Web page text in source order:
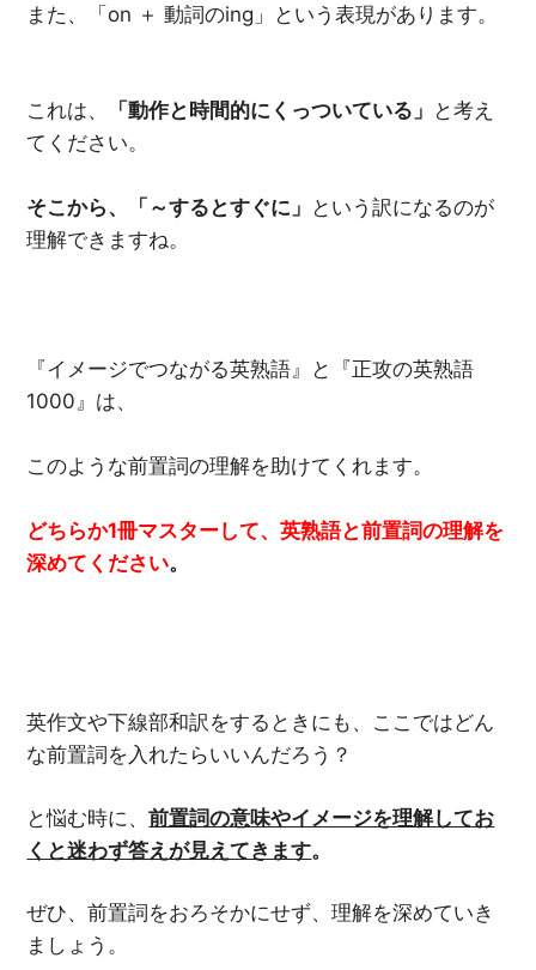
また、「on ＋ 動詞のing」という表現があります。
これは、 「動作と時間的にくっついている」 と考え
てください。
そこから、「～するとすぐに」 という訳になるのが
理解できますね。
『イメージでつながる英熟語』と『正攻の英熟語
1000』は、
このような前置詞の理解を助けてくれます。
どちらか1冊マスターして、英熟語と前置詞の理解を
深めてください。
英作文や下線部和訳をするときにも、ここではどん
な前置詞を入れたらいいんだろう？
と悩む時に、前置詞の意味やイメージを理解してお
くと迷わず答えが見えてきます。
ぜひ、前置詞をおろそかにせず、理解を深めていき
ましょう。